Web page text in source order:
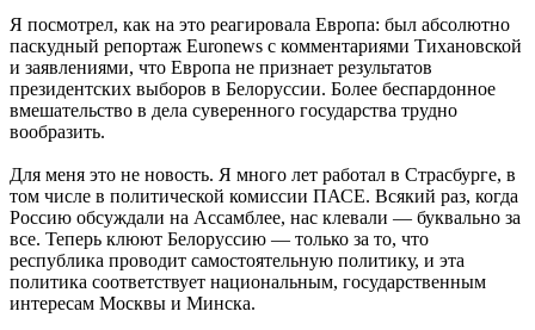
Я посмотрел, как на это реагировала Европа: был абсолютно
паскудный репортаж Euronews с комментариями Тихановской
и заявлениями, что Европа не признает результатов
президентских выборов в Белоруссии. Более беспардонное
вмешательство в дела суверенного государства трудно
вообразить.
Для меня это не новость. Я много лет работал в Страсбурге, в
том числе в политической комиссии ПАСЕ. Всякий раз, когда
Россию обсуждали на Ассамблее, нас клевали — буквально за
все. Теперь клюют Белоруссию — только за то, что
республика проводит самостоятельную политику, и эта
политика соответствует национальным, государственным
интересам Москвы и Минска.